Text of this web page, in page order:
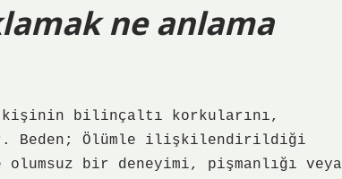
ne anlama
kişinin bilinçaltı korkularını,
Beden; Ölümle ilişkilendirildiği
bir deneyimi, pişmanlığı veya